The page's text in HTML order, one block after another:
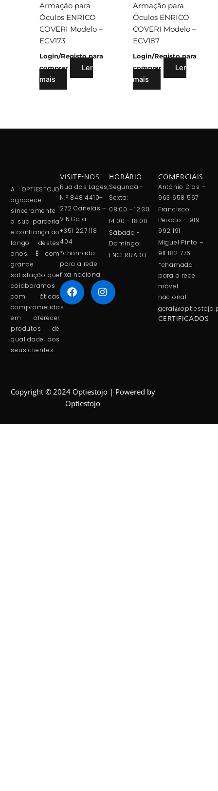
Armação para
Óculos ENRICO
COVERI Modelo –
ECV173
Login/Registo para
comprar
Ler
mais
Armação para
Óculos ENRICO
COVERI Modelo –
ECV187
Login/Registo para
comprar
Ler
mais
A OPTIESTOJO
agradece
sinceramente
a sua parceria
e confiança ao
longo destes
anos. É com
grande
satisfação que
colaboramos
com óticas
comprometidas
em oferecer
produtos de
qualidade aos
seus clientes.
VISITE-NOS
Rua das Lages,
N.º 848 4410-
272 Canelas –
V.N.Gaia
+351 227 118
404
*chamada
para a rede
fixa nacional
HORÁRIO
Segunda -
Sexta:
08:00 - 12:30
14:00 - 18:00
Sábado -
Domingo:
ENCERRADO
COMERCIAIS
António Dias –
963 658 567
Francisco
Peixoto – 919
992 191
Miguel Pinto –
911 182 776
*chamada
para a rede
móvel
nacional
CERTIFICADOS
Copyright © 2024 Optiestojo | Powered by
Optiestojo